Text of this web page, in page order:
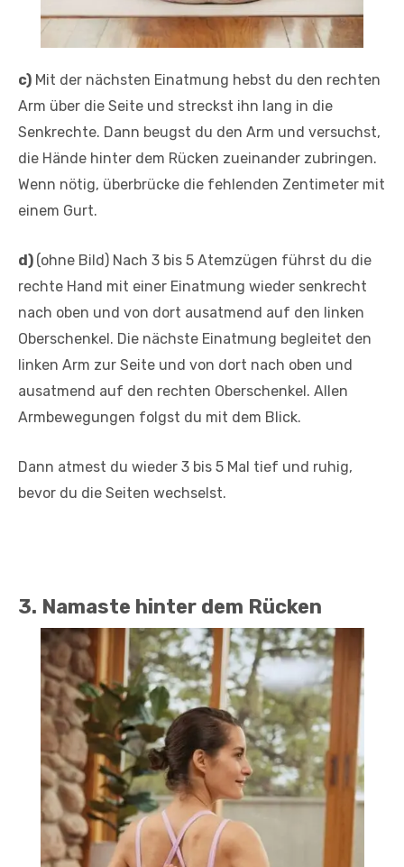
c) Mit der nächsten Einatmung hebst du den rechten
Arm über die Seite und streckst ihn lang in die
Senkrechte. Dann beugst du den Arm und versuchst,
die Hände hinter dem Rücken zueinander zubringen.
Wenn nötig, überbrücke die fehlenden Zentimeter mit
einem Gurt.
d) (ohne Bild) Nach 3 bis 5 Atemzügen führst du die
rechte Hand mit einer Einatmung wieder senkrecht
nach oben und von dort ausatmend auf den linken
Oberschenkel. Die nächste Einatmung begleitet den
linken Arm zur Seite und von dort nach oben und
ausatmend auf den rechten Oberschenkel. Allen
Armbewegungen folgst du mit dem Blick.
Dann atmest du wieder 3 bis 5 Mal tief und ruhig,
bevor du die Seiten wechselst.
3. Namaste hinter dem Rücken